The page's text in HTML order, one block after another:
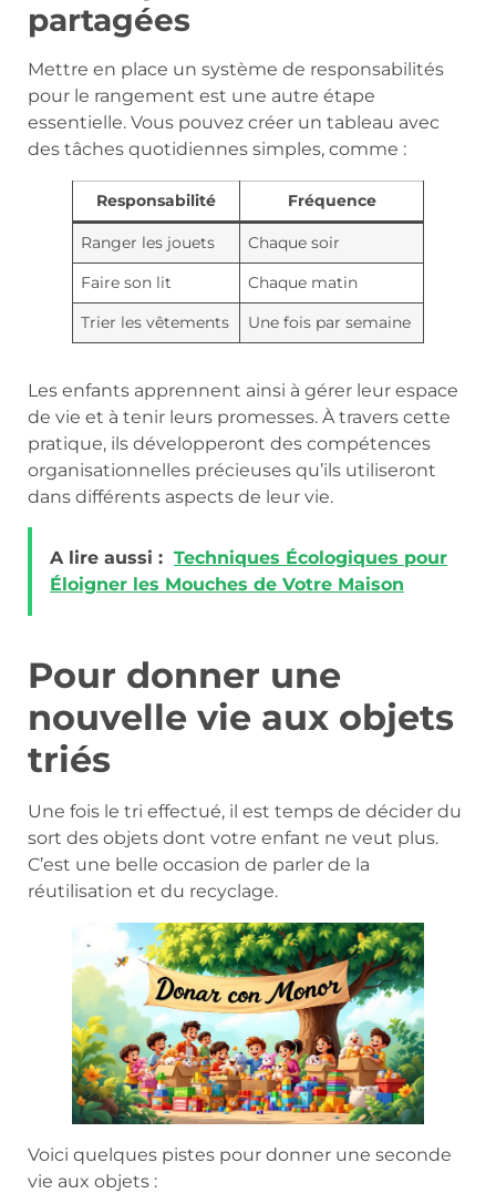
partagées
Mettre en place un système de responsabilités
pour le rangement est une autre étape
essentielle. Vous pouvez créer un tableau avec
des tâches quotidiennes simples, comme :
Responsabilité Fréquence
Ranger les jouets
Chaque soir
Faire son lit
Chaque matin
Trier les vêtements
Une fois par semaine
Les enfants apprennent ainsi à gérer leur espace
de vie et à tenir leurs promesses. À travers cette
pratique, ils développeront des compétences
organisationnelles précieuses qu’ils utiliseront
dans différents aspects de leur vie.
A lire aussi : Techniques Écologiques pour
Éloigner les Mouches de Votre Maison
Pour donner une
nouvelle vie aux objets
triés
Une fois le tri effectué, il est temps de décider du
sort des objets dont votre enfant ne veut plus.
C’est une belle occasion de parler de la
réutilisation et du recyclage.
Voici quelques pistes pour donner une seconde
vie aux objets :